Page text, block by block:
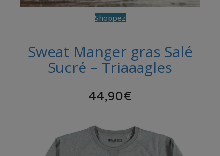
Shoppez
Sweat Manger gras Salé
Sucré – Triaaagles
44,90€